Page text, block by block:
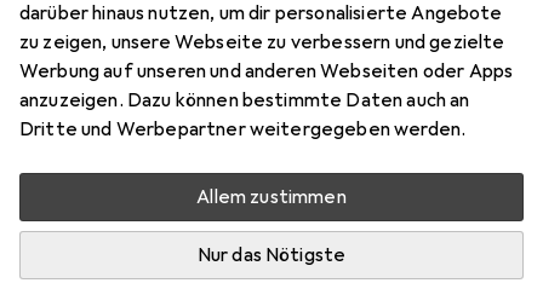
darüber hinaus nutzen, um dir personalisierte Angebote
zu zeigen, unsere Webseite zu verbessern und gezielte
Werbung auf unseren und anderen Webseiten oder Apps
anzuzeigen. Dazu können bestimmte Daten auch an
Dritte und Werbepartner weitergegeben werden.
Allem zustimmen
Nur das Nötigste
214
Bewertungen
Mehr als 10 Stück an Lager beim Drittanbieter
Lieferort angeben für genaue Lieferzeit